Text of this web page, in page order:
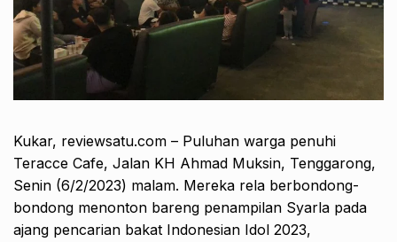
Kukar, reviewsatu.com – Puluhan warga penuhi
Teracce Cafe, Jalan KH Ahmad Muksin, Tenggarong,
Senin (6/2/2023) malam. Mereka rela berbondong-
bondong menonton bareng penampilan Syarla pada
ajang pencarian bakat Indonesian Idol 2023,